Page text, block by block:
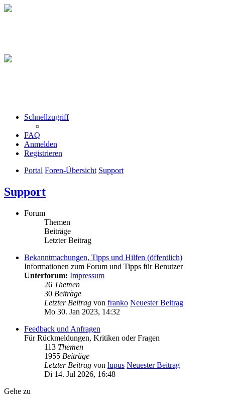
Schnellzugriff
FAQ
Anmelden
Registrieren
Portal Foren-Übersicht Support
Support
Forum
Themen
Beiträge
Letzter Beitrag
Bekanntmachungen, Tipps und Hilfen (öffentlich)
Informationen zum Forum und Tipps für Benutzer
Unterforum: Impressum
26 Themen
30 Beiträge
Letzter Beitrag von franko Neuester Beitrag
Mo 30. Jan 2023, 14:32
Feedback und Anfragen
Für Rückmeldungen, Kritiken oder Fragen
113 Themen
1955 Beiträge
Letzter Beitrag von lupus Neuester Beitrag
Di 14. Jul 2026, 16:48
Gehe zu